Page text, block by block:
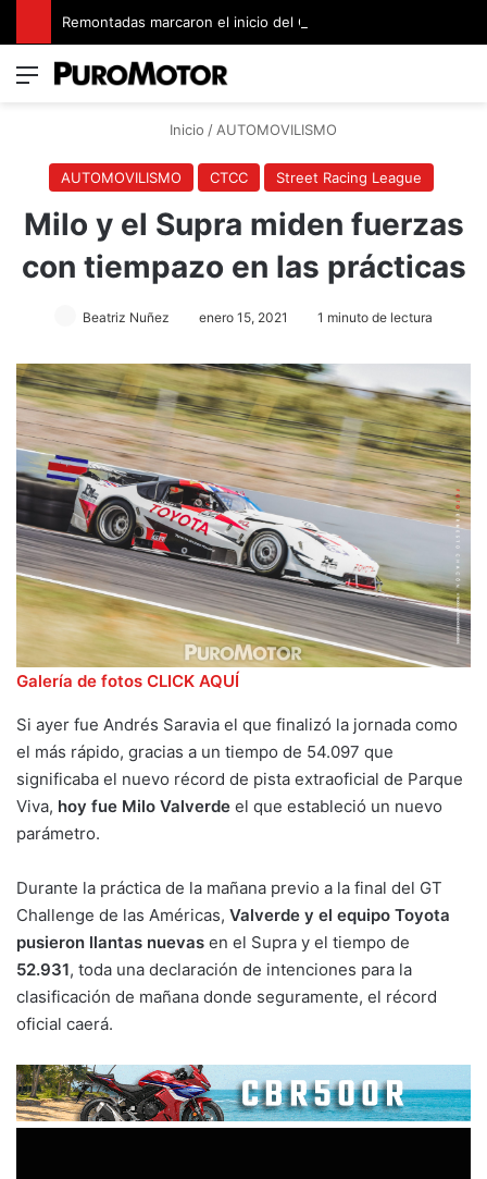
Menú
Inicio / AUTOMOVILISMO
AUTOMOVILISMO CTCC Street Racing League
Milo y el Supra miden fuerzas
con tiempazo en las prácticas
Beatriz Nuñez enero 15, 2021 1 minuto de lectura
Galería de fotos CLICK AQUÍ
Si ayer fue Andrés Saravia el que finalizó la jornada como
el más rápido, gracias a un tiempo de 54.097 que
significaba el nuevo récord de pista extraoficial de Parque
Viva, hoy fue Milo Valverde el que estableció un nuevo
parámetro.
Durante la práctica de la mañana previo a la final del GT
Challenge de las Américas, Valverde y el equipo Toyota
pusieron llantas nuevas en el Supra y el tiempo de
52.931, toda una declaración de intenciones para la
clasificación de mañana donde seguramente, el récord
oficial caerá.